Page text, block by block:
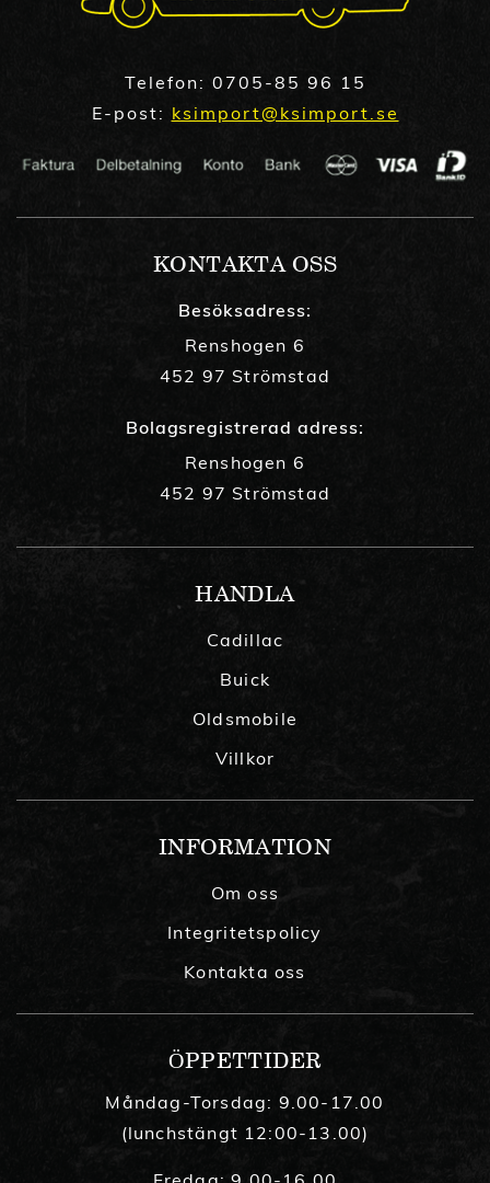
Telefon: 0705-85 96 15
E-post: ksimport@ksimport.se
KONTAKTA OSS
Besöksadress:
Renshogen 6
452 97 Strömstad
Bolagsregistrerad adress:
Renshogen 6
452 97 Strömstad
HANDLA
Cadillac
Buick
Oldsmobile
Villkor
INFORMATION
Om oss
Integritetspolicy
Kontakta oss
ÖPPETTIDER
Måndag-Torsdag: 9.00-17.00
(lunchstängt 12:00-13.00)